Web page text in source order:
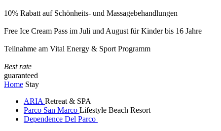
10% Rabatt auf Schönheits- und Massagebehandlungen
Free Ice Cream Pass im Juli und August für Kinder bis 16 Jahre
Teilnahme am Vital Energy & Sport Programm
Best rate
guaranteed
Home Stay
ARIA Retreat & SPA
Parco San Marco Lifestyle Beach Resort
Dependence Del Parco